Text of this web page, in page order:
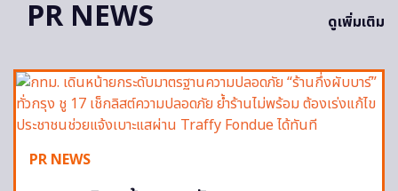
PR NEWS ดูเพิ่มเติม
PR NEWS